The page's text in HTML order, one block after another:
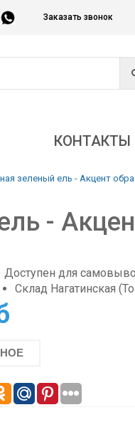
Заказать звонок
КОНТАКТЫ
зеленый ель - Акцент
-
Доступен для
Склад Нагатинская